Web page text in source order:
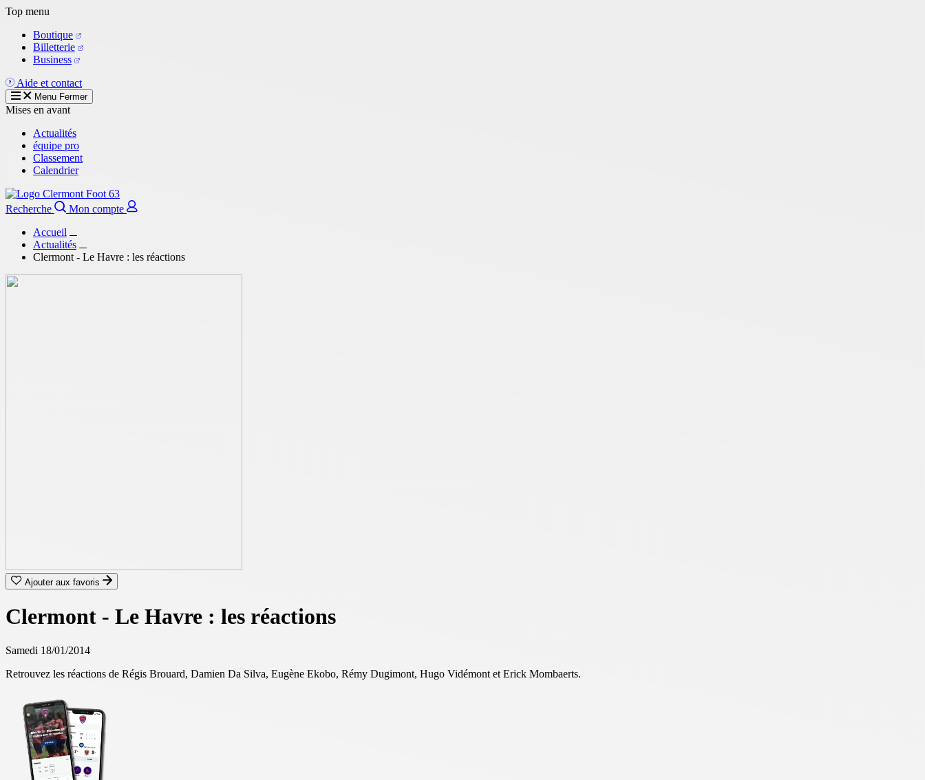
Aller
contenu
principal
Top menu
Boutique
Billetterie
Business
Aide et contact
Menu Fermer
Mises en avant
Actualités
équipe pro
Classement
Calendrier
Recherche
Mon compte
Accueil
Actualités
Clermont - Le Havre : les réactions
Ajouter aux favoris
Clermont - Le Havre : les réactions
Samedi 18/01/2014
Retrouvez les réactions de Régis Brouard, Damien Da Silva, Eugène Ekobo, Rémy Dugimont, Hugo Vidémont et Erick Mombaerts.